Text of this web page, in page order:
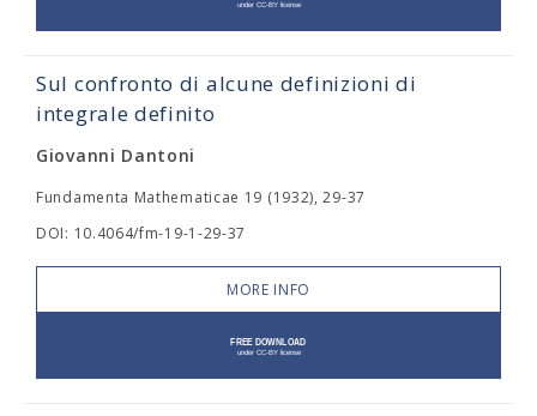
Sul confronto di alcune definizioni di
integrale definito
Giovanni Dantoni
Fundamenta Mathematicae 19 (1932), 29-37
DOI: 10.4064/fm-19-1-29-37
MORE INFO